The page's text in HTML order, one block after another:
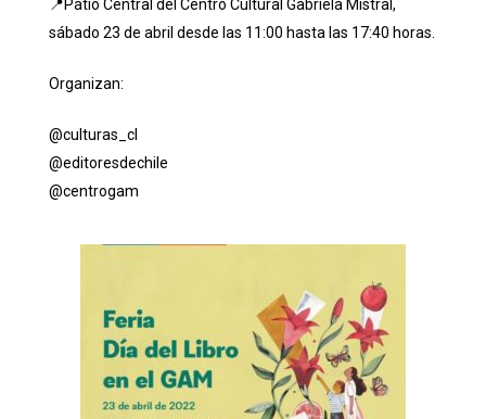
📍Patio Central del Centro Cultural Gabriela Mistral,
sábado 23 de abril desde las 11:00 hasta las 17:40 horas.
Organizan:
@culturas_cl
@editoresdechile
@centrogam